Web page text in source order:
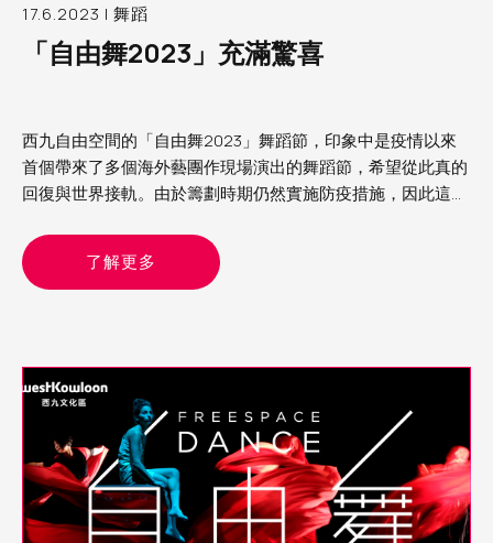
17.6.2023 | 舞蹈
「自由舞2023」充滿驚喜
西九自由空間的「自由舞2023」舞蹈節，印象中是疫情以來
首個帶來了多個海外藝團作現場演出的舞蹈節，希望從此真的
回復與世界接軌。由於籌劃時期仍然實施防疫措施，因此這次
自德國的《女俠傳奇》、比利時的《沒有最壞》及以色列的
《異想客廳》，各有特色，頗有驚喜
了解更多